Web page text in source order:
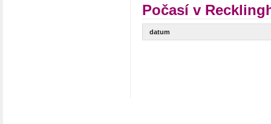
Počasí v
datum